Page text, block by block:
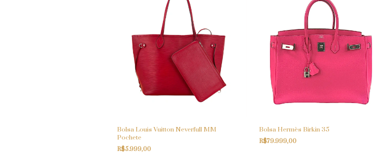
Bolsa Louis Vuitton Neverfull MM
Pochete
R$5.999,00
Bolsa Hermès Birkin 35
R$79.999,00